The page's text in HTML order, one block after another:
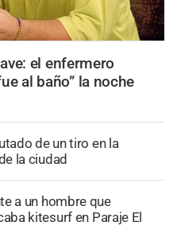
el enfermero
al baño” la noche
de un tiro en la
la ciudad
a un hombre que
kitesurf en Paraje El